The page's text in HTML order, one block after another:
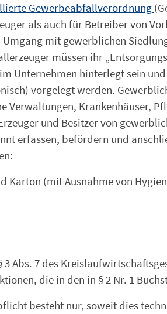
Gewerbeabfallverordnung
als auch für Betreiber von
Umgang mit gewerblichen
müssen ihr
Unternehmen hinterlegt sein
vorgelegt werden.
Verwaltungen, Krankenhäuser,
und Besitzer von
erfassen, befördern und
Karton (mit Ausnahme von
Abs. 7 des
die in den in § 2 Nr. 1
besteht nur, soweit dies